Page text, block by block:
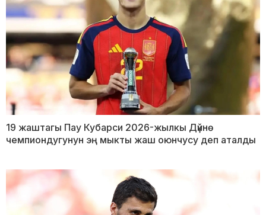
19 жаштагы Пау Кубарси 2026-жылкы Дүйнө
чемпиондугунун эң мыкты жаш оюнчусу деп аталды